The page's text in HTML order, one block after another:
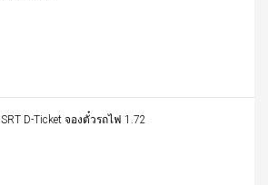
SRT D-Ticket จองตั๋วรถไฟ 1.72